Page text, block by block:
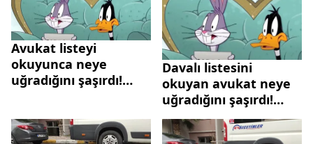
Avukat listeyi
okuyunca neye
uğradığını şaşırdı!
vermeye çağrıldı
Davalı listesini
okuyan avukat neye
uğradığını şaşırdı!
Çizgi film karakterleri
mahkemeye çağrıldı